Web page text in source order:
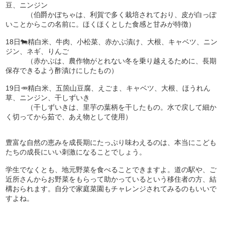
豆、ニンジン
（伯爵かぼちゃは、利賀で多く栽培されており、皮が白っぽ
いことからこの名前に。ほくほくとした食感と甘みが特徴）
18日🐄精白米、牛肉、小松菜、赤かぶ漬け、大根、キャベツ、ニン
ジン、ネギ、りんご
（赤かぶは、農作物がとれない冬を乗り越えるために、長期
保存できるよう酢漬けにしたもの）
19日🥕精白米、五箇山豆腐、えごま、キャベツ、大根、ほうれん
草、ニンジン、干しずいき
（干しずいきは、里芋の葉柄を干したもの。水で戻して細か
く切ってから茹で、あえ物として使用）
豊富な自然の恵みを成長期にたっぷり味わえるのは、本当にこども
たちの成長にいい刺激になることでしょう。
学生でなくとも、地元野菜を食べることできますよ。道の駅や、ご
近所さんからお野菜をもらって助かっているという移住者の方、結
構おられます。自分で家庭菜園もチャレンジされてみるのもいいで
すよね。